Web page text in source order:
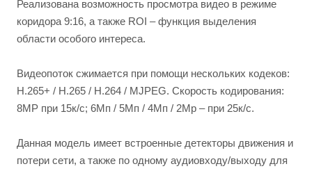
Реализована возможность просмотра видео в режиме
коридора 9:16, а также ROI – функция выделения
области особого интереса.
Видеопоток сжимается при помощи нескольких кодеков:
H.265+ / H.265 / H.264 / MJPEG. Скорость кодирования:
8MP при 15к/с; 6Мп / 5Мп / 4Мп / 2Mp – при 25к/с.
Данная модель имеет встроенные детекторы движения и
потери сети, а также по одному аудиовходу/выходу для